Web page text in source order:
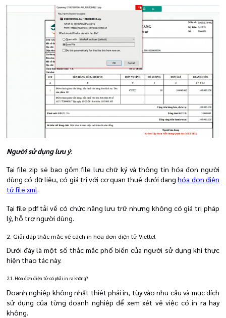
Người sử dụng lưu ý:
Tại file zip sẽ bao gồm file lưu chữ ký và thông tin hóa đơn người
dùng có dữ liệu, có giá trị với cơ quan thuế dưới dạnghóa đơn điện
tử file xml.
Tại file pdf tải về có chức năng lưu trữ nhưng không có giá trị pháp
lý, hỗ trợ người dùng.
2. Giải đáp thắc mắc về cách in hóa đơn điện tử Viettel
Dưới đây là một số thắc mắc phổ biến của người sử dụng khi thực
hiện thao tác này.
2.1. Hóa đơn điện tử có phải in ra không?
Doanh nghiệp không nhất thiết phải in, tùy vào nhu cầu và mục đích
sử dụng của từng doanh nghiệp để xem xét về việc có in ra hay
không.